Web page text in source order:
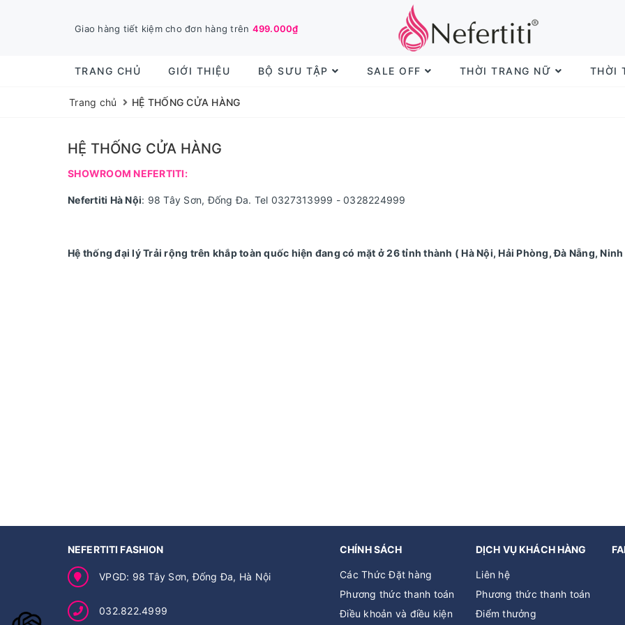
Giao hàng tiết kiệm cho đơn hàng trên 499.000₫
TRANG CHỦ GIỚI THIỆU BỘ SƯU TẬP SALE OFF THỜI TRANG NỮ THỜI
Trang chủ HỆ THỐNG CỬA HÀNG
HỆ THỐNG CỬA HÀNG
SHOWROOM NEFERTITI:
Nefertiti Hà Nội: 98 Tây Sơn, Đống Đa. Tel 0327313999 - 0328224999
Hệ thống đại lý Trải rộng trên khắp toàn quốc hiện đang có mặt ở 26 tỉnh thành ( Hà Nội, Hải Phòng, Đà Nẵng, Ninh
NEFERTITI FASHION
VPGD: 98 Tây Sơn, Đống Đa, Hà Nội
032.822.4999
CHÍNH SÁCH
Các Thức Đặt hàng
Phương thức thanh toán
Điều khoản và điều kiện
DỊCH VỤ KHÁCH HÀNG
Liên hệ
Phương thức thanh toán
Điểm thưởng